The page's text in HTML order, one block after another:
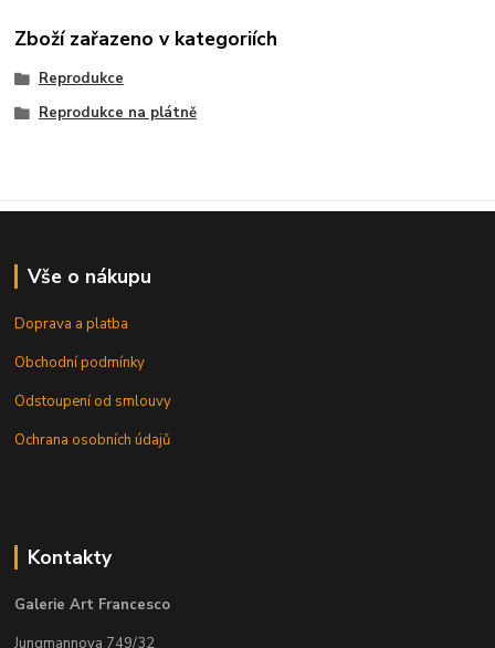
Zboží zařazeno v kategoriích
Reprodukce
Reprodukce na plátně
Vše o nákupu
Doprava a platba
Obchodní podmínky
Odstoupení od smlouvy
Ochrana osobních údajů
Kontakty
Galerie Art Francesco
Jungmannova 749/32